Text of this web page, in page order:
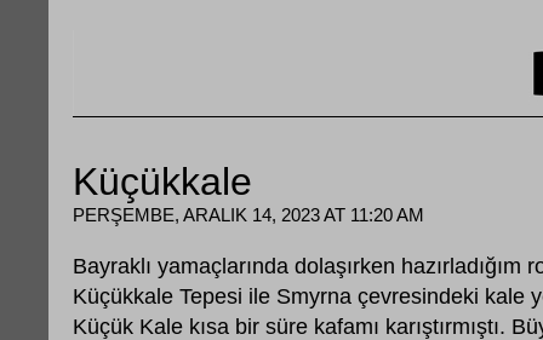
Küçükkale
PERŞEMBE, ARALIK 14, 2023 AT 11:20 AM
Bayraklı yamaçlarında dolaşırken hazırladığım
Küçükkale Tepesi ile Smyrna çevresindeki kale
Küçük Kale kısa bir süre kafamı karıştırmıştı.